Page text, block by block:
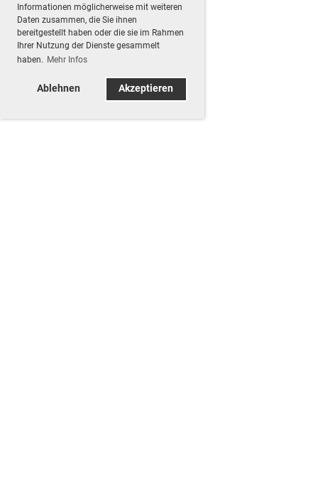
Informationen möglicherweise mit weiteren
Daten zusammen, die Sie ihnen
bereitgestellt haben oder die sie im Rahmen
Ihrer Nutzung der Dienste gesammelt
haben. Mehr Infos
Ablehnen Akzeptieren